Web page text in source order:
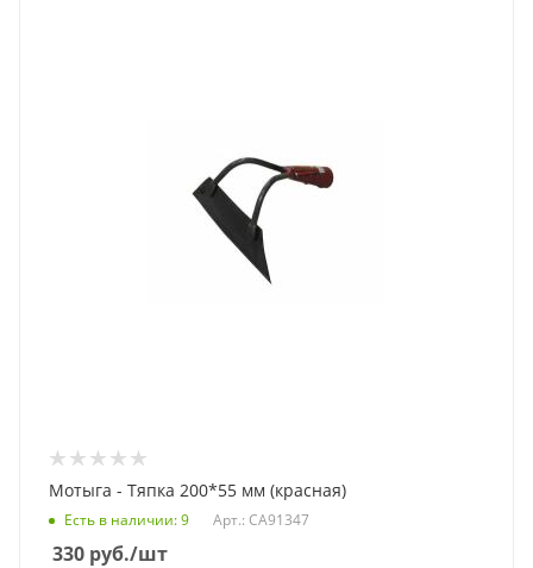
Мотыга - Тяпка 200*55 мм (красная)
Есть в наличии: 9 Арт.: СА91347
330 руб./шт